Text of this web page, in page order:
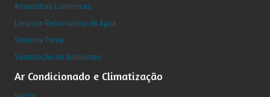
Armadilhas Luminosas
Limpeza Reservatório de Água
Sistema Prime
Sanitização de Ambientes
Ar Condicionado e Climatização